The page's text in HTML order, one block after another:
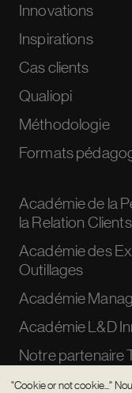
Innovations
Inspirations
Cas clients
Qualiopi
Méthodologie
Formats
Académie de la
la Relation Clients
Académie des
Outillages
Académie
Académie L&D
Notre partenaire
"Cookie or not cookie..."